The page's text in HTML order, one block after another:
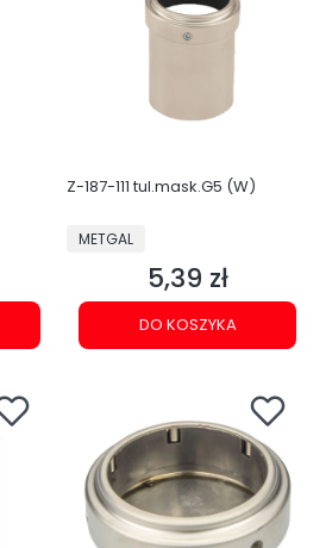
Z-187-111 tul.mask.G5 (W)
PRODUCENT
METGAL
Cena
5,39 zł
DO KOSZYKA